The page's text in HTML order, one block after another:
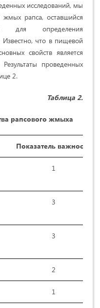
исследований, мы
жмых рапса, оставшийся
для определения
Известно, что в пищевой
свойств является
Результаты проведенных
2.
Таблица 2.
рапсового жмыха
Показатель важности
1
3
3
2
1